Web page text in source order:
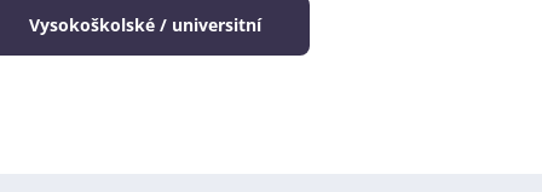
Vysokoškolské / universitní